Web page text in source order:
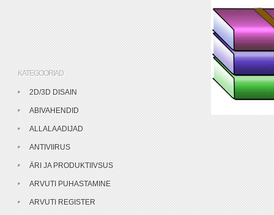
KATEGOORIAD
2D/3D DISAIN
ABIVAHENDID
ALLALAADIJAD
ANTIVIIRUS
ÄRI JA PRODUKTIIVSUS
ARVUTI PUHASTAMINE
ARVUTI REGISTER